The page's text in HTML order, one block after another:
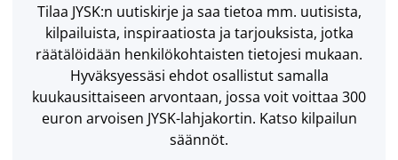
Tilaa JYSK:n uutiskirje ja saa tietoa mm. uutisista,
kilpailuista, inspiraatiosta ja tarjouksista, jotka
räätälöidään henkilökohtaisten tietojesi mukaan.
Hyväksyessäsi ehdot osallistut samalla
kuukausittaiseen arvontaan, jossa voit voittaa 300
euron arvoisen JYSK-lahjakortin. Katso kilpailun
säännöt.